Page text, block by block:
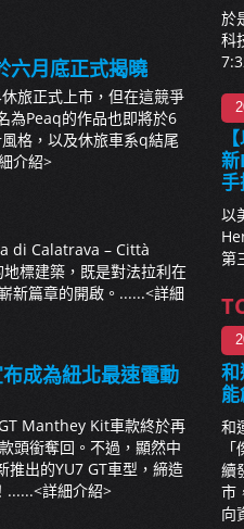
六月底正式揭曉
旅正式上市，但在這競爭
為Peaq的作品也即將於6
格，以及休旅車系q結尾
介紹>
di Calatrava – Città
標建築，既是對法拉利在
新篇章的開啟。......<詳細
成為紐北最速電動
Manthey Kit車款終於再
頭銜奪回。不過，顯然中
推出的YU7 GT車型，締造
......<詳細介紹>
於
科
手
以
第
和
和
續
市
向